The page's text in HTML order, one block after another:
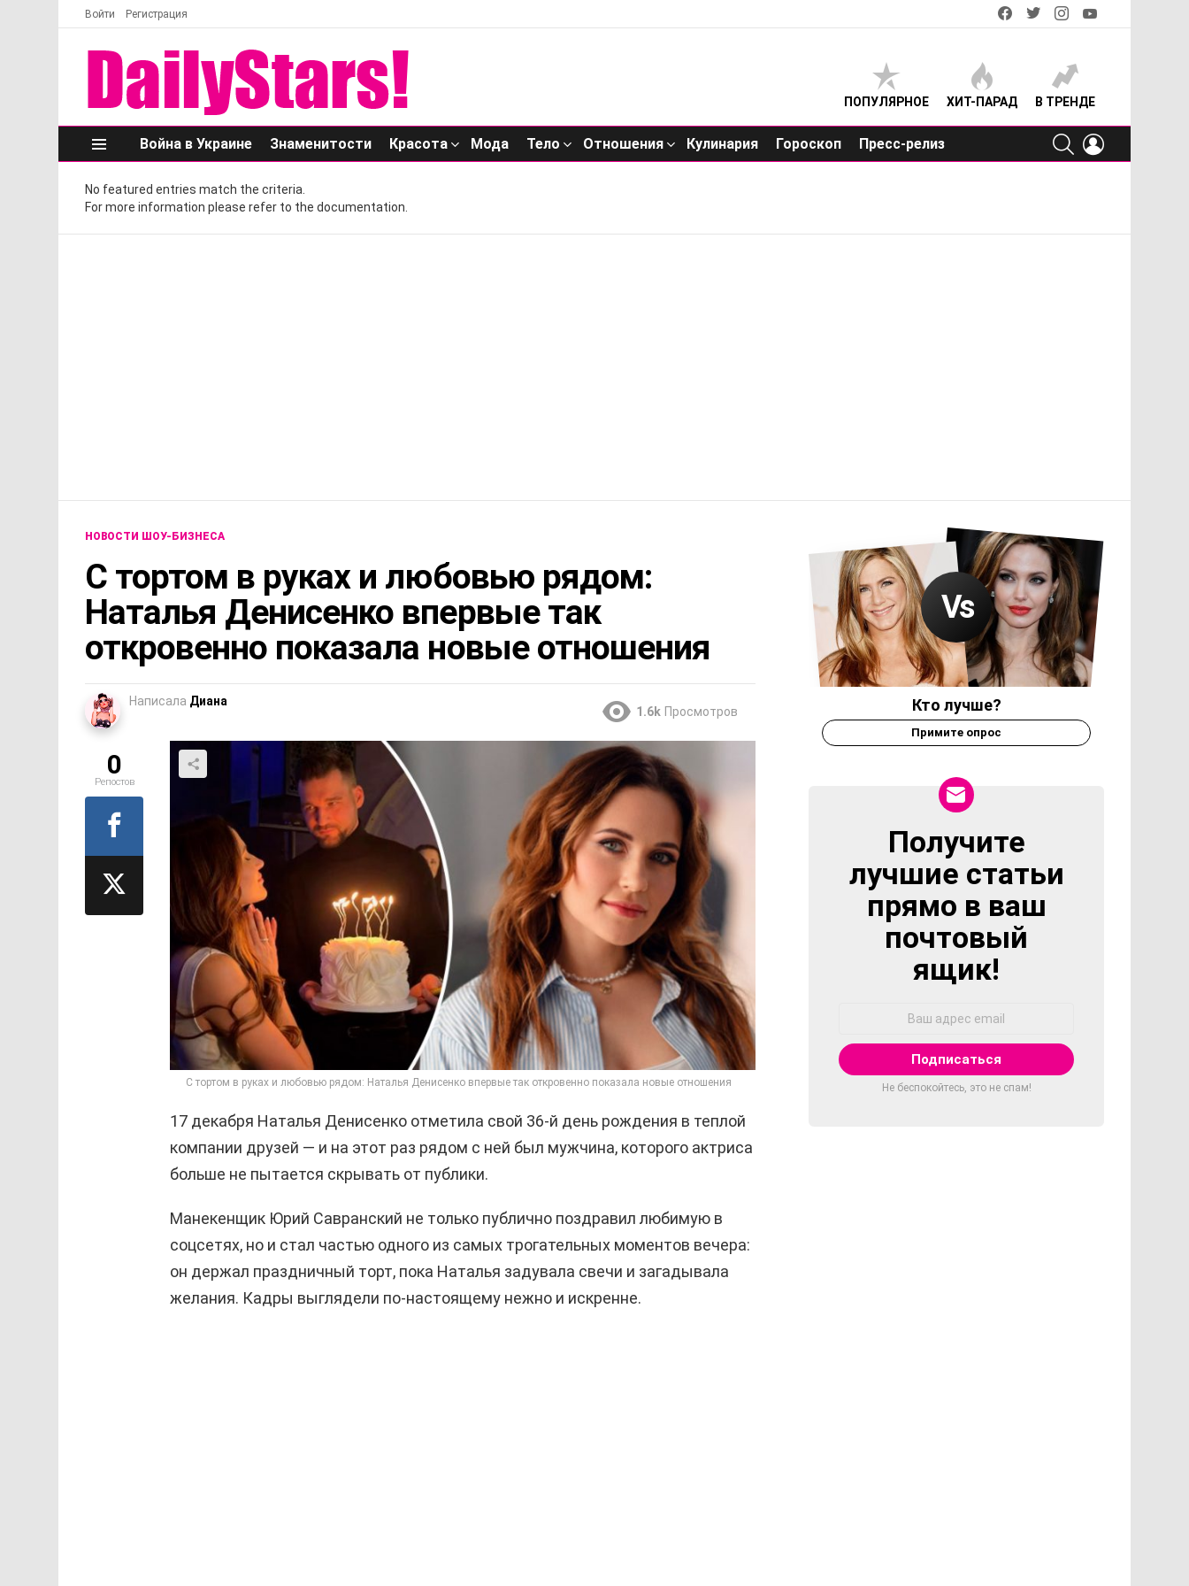
Войти Регистрация
facebooktwitterinstagram
ПОПУЛЯРНОЕ ХИТ-ПАРАД В ТРЕНДЕ
Меню
Война в Украине Знаменитости Красота Мода Тело Отношения Кулинария Гороскоп Пресс-релиз
SEARCH
No featured entries match the criteria.
For more information please refer to the documentation.
НОВОСТИ ШОУ-БИЗНЕСА
С тортом в руках и любовью рядом:
Наталья Денисенко впервые так
откровенно показала новые отношения
Написала Диана
1.6k Просмотров
С тортом в руках и любовью рядом: Наталья Денисенко впервые так откровенно показала новые отношения
17 декабря Наталья Денисенко отметила свой 36-й день рождения в теплой
компании друзей — и на этот раз рядом с ней был мужчина, которого актриса
больше не пытается скрывать от публики.
Манекенщик Юрий Савранский не только публично поздравил любимую в
соцсетях, но и стал частью одного из самых трогательных моментов вечера:
он держал праздничный торт, пока Наталья задувала свечи и загадывала
желания. Кадры выглядели по-настоящему нежно и искренне.
0
Репостов
Кто лучше?
Примите опрос
NEWSLETTER
Получите
лучшие статьи
прямо в ваш
почтовый
ящик!
Не беспокойтесь, это не спам!